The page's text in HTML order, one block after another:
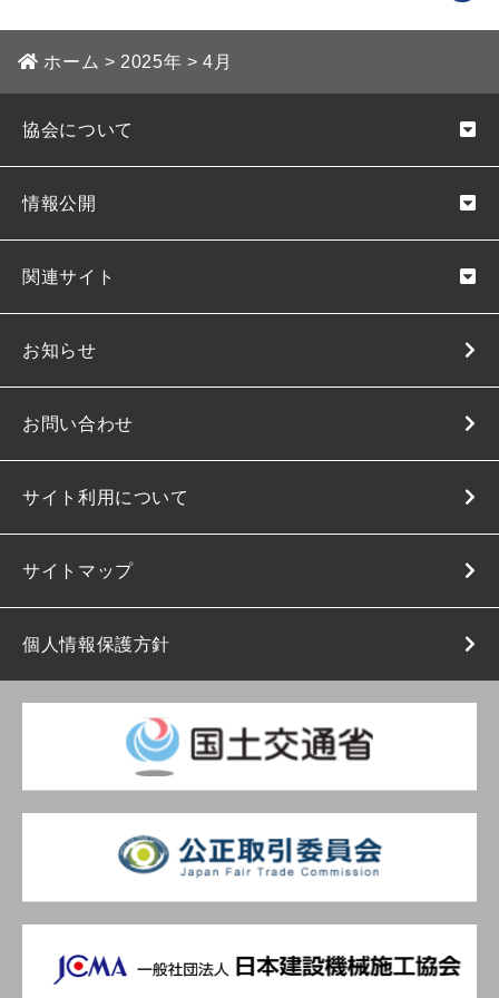
ホーム > 2025年 >4月
協会について
情報公開
関連サイト
お知らせ
お問い合わせ
サイト利用について
サイトマップ
個人情報保護方針